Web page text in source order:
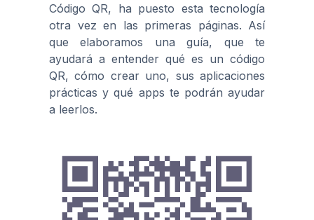
Código QR, ha puesto esta tecnología
otra vez en las primeras páginas. Así
que elaboramos una guía, que te
ayudará a entender qué es un código
QR, cómo crear uno, sus aplicaciones
prácticas y qué apps te podrán ayudar
a leerlos.